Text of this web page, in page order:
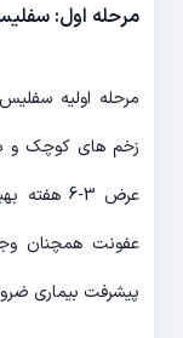
مرحله اول:
مرحله اولیه
زخم های کوچک و
عرض 3-6
عفونت همچنان
پیشرفت بیماری